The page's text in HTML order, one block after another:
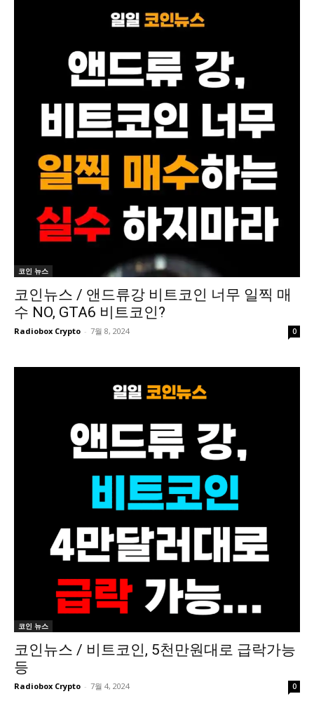
코인 뉴스
코인뉴스 / 앤드류강 비트코인 너무 일찍 매
수 NO, GTA6 비트코인?
Radiobox Crypto - 7월 8, 2024 0
코인 뉴스
코인뉴스 / 비트코인, 5천만원대로 급락가능
등
Radiobox Crypto - 7월 4, 2024 0